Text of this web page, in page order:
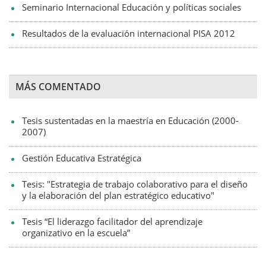
Seminario Internacional Educación y políticas sociales
Resultados de la evaluación internacional PISA 2012
MÁS COMENTADO
Tesis sustentadas en la maestría en Educación (2000-
2007)
Gestión Educativa Estratégica
Tesis: "Estrategia de trabajo colaborativo para el diseño
y la elaboración del plan estratégico educativo"
Tesis “El liderazgo facilitador del aprendizaje
organizativo en la escuela”